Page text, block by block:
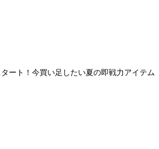
ート！今買い足したい夏の即戦力アイテム